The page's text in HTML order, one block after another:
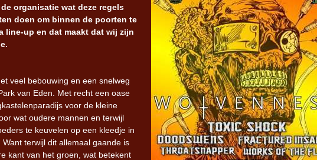
organisatie wat deze regels
doen om binnen de poorten te
line-up en dat maakt dat wij zijn
veel bebouwing en een snelweg
van Eden. Met recht een oase
voor de kleine
wat oudere mannen en terwijl
te keuvelen op een kleedje in
terwijl dit allemaal gaande is
kant van het groen, wat betekent